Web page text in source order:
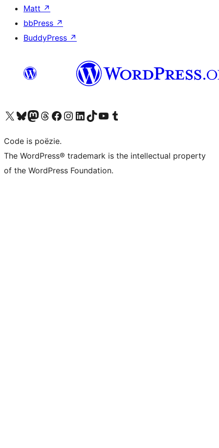
Matt ↗
bbPress ↗
BuddyPress ↗
Bezoek ons X (voorheen Twitter) account
Bezoek ons Bluesky account
Bezoek ons Mastodon account
Bezoek ons Threads account
Onze Facebook pagina bezoeken
Bezoek ons Instagram account
Bezoek ons LinkedIn account
Bezoek ons TikTok account
Bezoek ons YouTube kanaalBezoek ons Tumblr account
Code is poëzie.
The WordPress® trademark is the intellectual property
of the WordPress Foundation.